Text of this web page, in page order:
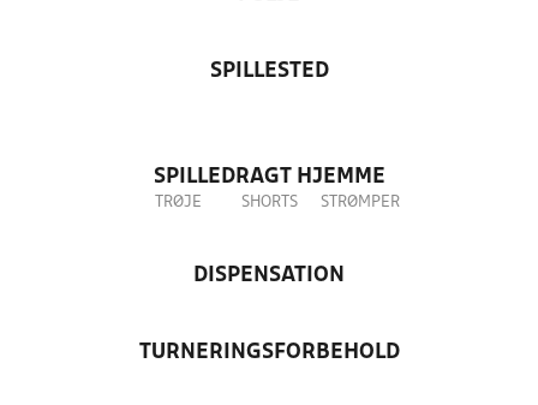
SPILLESTED
SPILLEDRAGT HJEMME
TRØJE SHORTS STRØMPER
DISPENSATION
TURNERINGSFORBEHOLD